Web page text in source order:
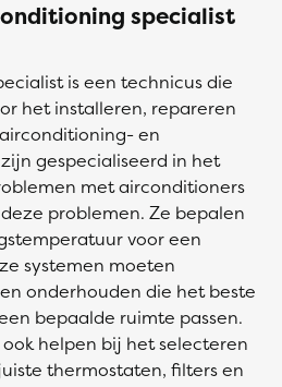
specialist
is een technicus die
het installeren, repareren
en
gespecialiseerd in het
met airconditioners
problemen. Ze bepalen
voor een
systemen moeten
onderhouden die het beste
bepaalde ruimte passen.
helpen bij het selecteren
thermostaten, filters en